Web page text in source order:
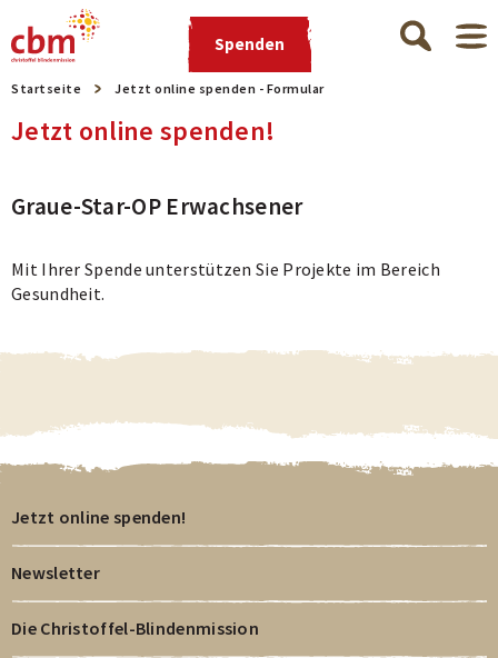
Spenden
Startseite Jetzt online spenden - Formular
Jetzt online spenden!
Graue-Star-OP Erwachsener
Mit Ihrer Spende unterstützen Sie Projekte im Bereich
Gesundheit.
Jetzt online spenden!
Newsletter
Die Christoffel-Blindenmission